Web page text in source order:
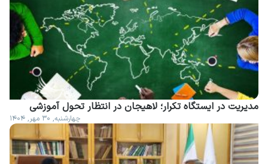
مدیریت در ایستگاه تکرار؛ لاهیجان در انتظار تحول آموزشی
چهارشنبه, ۳۰ مهر, ۱۴۰۴